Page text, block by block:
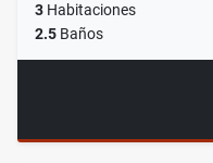
3 Habitaciones
2.5 Baños